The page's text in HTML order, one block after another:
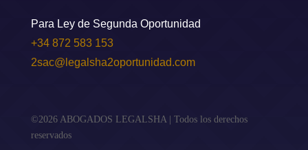
Para Ley de Segunda Oportunidad
+34 872 583 153
2sac@legalsha2oportunidad.com
©2026 ABOGADOS LEGALSHA | Todos los derechos
reservados